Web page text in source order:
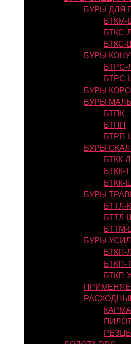
БУРЫ ДЛЯ
БТКС-
БТКС-
БУРЫ
БТРС-
БУРЫ
БУРЫ
БТПК
БТПП
БУРЫ
БТКК-Л
БТКК-Т
БТКК-
БУРЫ
БТТЛ-К
БТТЛ-
БУРЫ
БТКП-
БТКП-
БТКП-